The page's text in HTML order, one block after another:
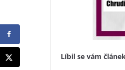
Líbil se vám